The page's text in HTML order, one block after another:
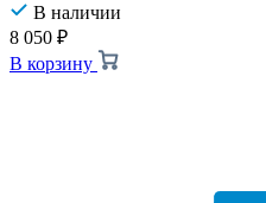
В наличии
8 050 ₽
В корзину